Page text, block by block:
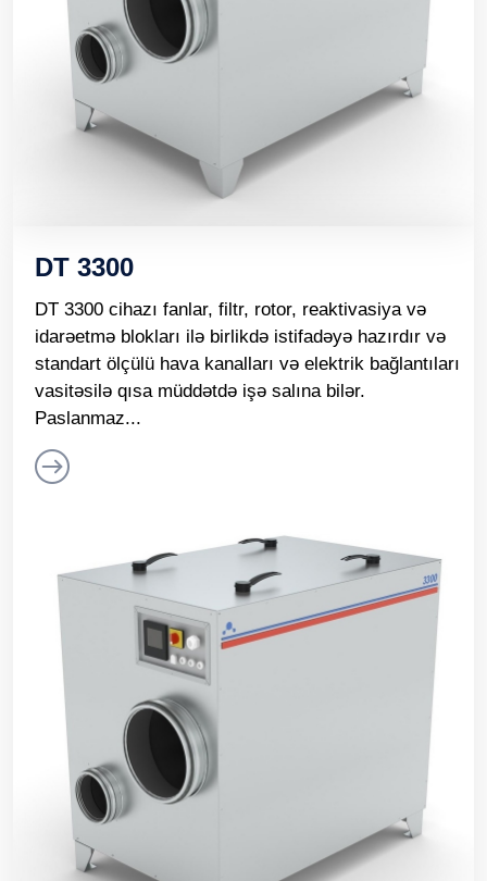
DT 3300
DT 3300 cihazı fanlar, filtr, rotor, reaktivasiya və
idarəetmə blokları ilə birlikdə istifadəyə hazırdır və
standart ölçülü hava kanalları və elektrik bağlantıları
vasitəsilə qısa müddətdə işə salına bilər.
Paslanmaz...